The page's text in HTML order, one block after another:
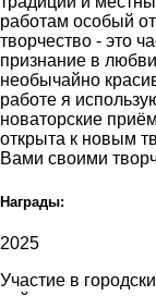
работам особый
творчество - это
признание в
необычайно
работе я
новаторские
открыта к новым
Вами своими
Награды:
2025
Участие в